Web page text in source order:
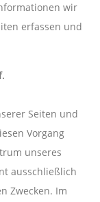
wir
erfassen und
Seiten und
Vorgang
unseres
ausschließlich
Zwecken. Im